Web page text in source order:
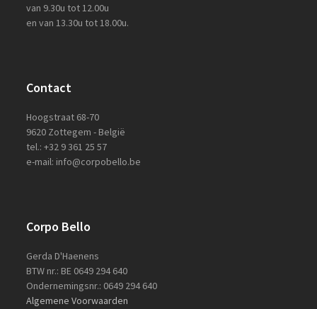
van 9.30u tot 12.00u
en van 13.30u tot 18.00u.
Contact
Hoogstraat 68-70
9620 Zottegem - België
tel.: +32 9 361 25 57
e-mail: info@corpobello.be
Corpo Bello
Gerda D'Haenens
BTW nr.: BE 0649 294 640
Ondernemingsnr.: 0649 294 640
Algemene Voorwaarden